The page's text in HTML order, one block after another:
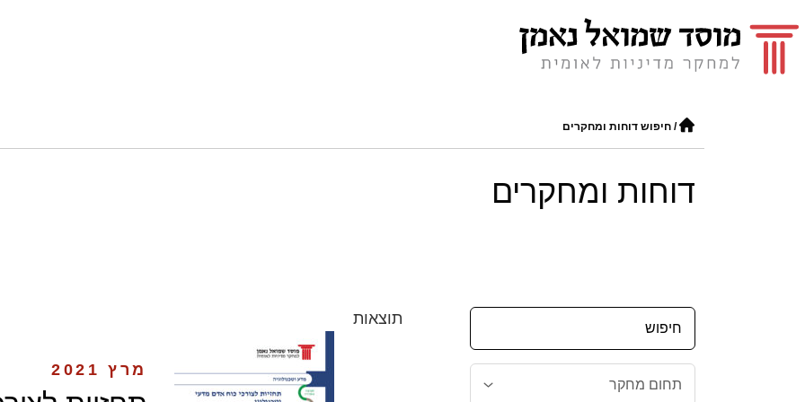
/ חיפוש דוחות ומחקרים
דוחות ומחקרים
תוצאות
מרץ 2021